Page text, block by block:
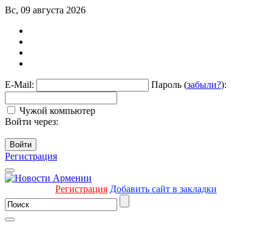
Вс, 09 августа 2026
E-Mail: Пароль (забыли?):
Чужой компьютер
Войти через:
Войти
Регистрация
Регистрация Добавить сайт в закладки